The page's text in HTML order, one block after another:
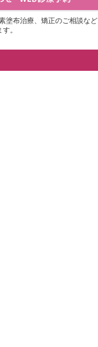
塗布治療、矯正のご相談など
。